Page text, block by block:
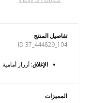
تفاصيل المنتج
ID 37_444829_104
الإغلاق: أزرار أمامية
المميزات